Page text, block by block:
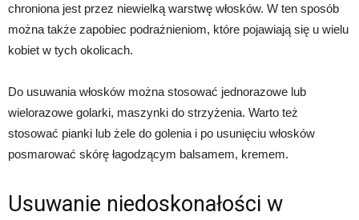
chroniona jest przez niewielką warstwę włosków. W ten sposób
można także zapobiec podrażnieniom, które pojawiają się u wielu
kobiet w tych okolicach.
Do usuwania włosków można stosować jednorazowe lub
wielorazowe golarki, maszynki do strzyżenia. Warto też
stosować pianki lub żele do golenia i po usunięciu włosków
posmarować skórę łagodzącym balsamem, kremem.
Usuwanie niedoskonałości w